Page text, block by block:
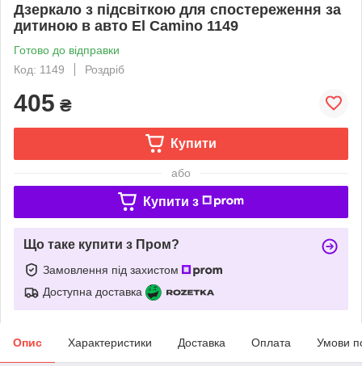
Дзеркало з підсвіткою для спостереження за
дитиною в авто El Camino 1149
Готово до відправки
Код: 1149
Роздріб
405 ₴
Купити
або
Купити з
Що таке купити з Пром?
Замовлення під захистом
Доступна доставка
Опис Характеристики Доставка Оплата Умови